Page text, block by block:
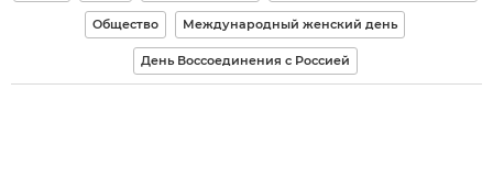
Общество Международный женский день
День Воссоединения с Россией